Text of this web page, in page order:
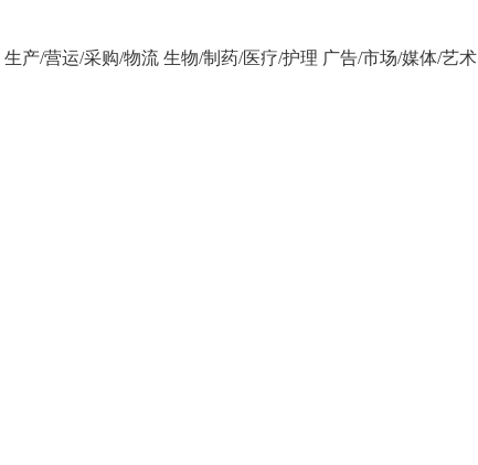
生产/营运/采购/物流 生物/制药/医疗/护理 广告/市场/媒体/艺术